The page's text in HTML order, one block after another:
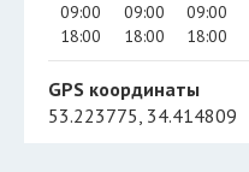
09:00
18:00
09:00
18:00
09:00
18:00
GPS координаты
53.223775, 34.414809